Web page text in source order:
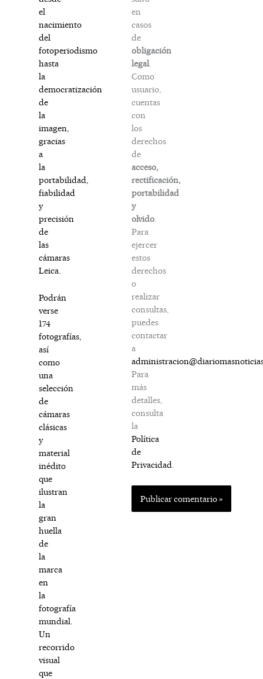
el
nacimiento
del
fotoperiodismo
hasta
la
democratización
de
la
imagen,
gracias
a
la
portabilidad,
fiabilidad
y
precisión
de
las
cámaras
Leica.
Podrán
verse
174
fotografías,
así
como
una
selección
de
cámaras
clásicas
y
material
inédito
que
ilustran
la
gran
huella
de
la
marca
en
la
fotografía
mundial.
Un
recorrido
visual
que
en
casos
de
obligación
legal.
Como
usuario,
cuentas
con
los
derechos
de
acceso,
rectificación,
portabilidad
y
olvido.
Para
ejercer
estos
derechos
o
realizar
consultas,
puedes
contactar
a
Para
más
detalles,
consulta
la
Política
de
Privacidad